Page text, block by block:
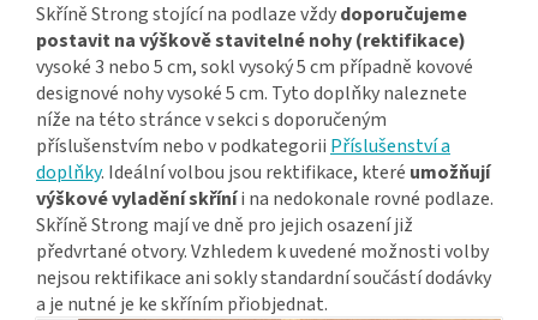
Skříně Strong stojící na podlaze vždydoporučujeme
postavit na výškově stavitelné nohy (rektifikace)
vysoké 3 nebo 5 cm, sokl vysoký 5 cm případně kovové
designové nohy vysoké 5 cm. Tyto doplňky naleznete
níže na této stránce v sekci s doporučeným
příslušenstvím nebo v podkategoriiPříslušenství a
doplňky. Ideální volbou jsou rektifikace, které umožňují
výškové vyladění skříníi na nedokonale rovné podlaze.
Skříně Strong mají ve dně pro jejich osazení již
předvrtané otvory. Vzhledem k uvedené možnosti volby
nejsou rektifikace ani sokly standardní součástí dodávky
a je nutné je ke skříním přiobjednat.